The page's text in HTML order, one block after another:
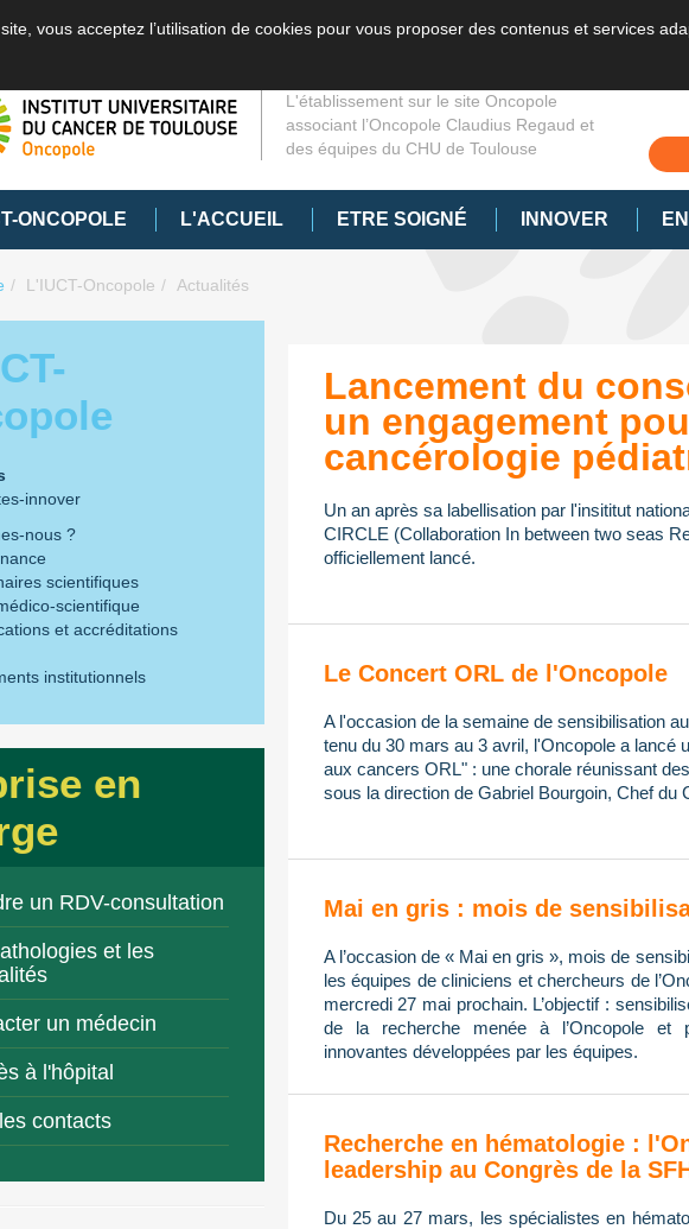
vous acceptez l’utilisation de cookies pour vous proposer des contenus et services
L'établissement sur le site Oncopole
associant l’Oncopole Claudius Regaud et
des équipes du CHU de Toulouse
ONCOPOLE L'ACCUEIL ETRE SOIGNÉ INNOVER
L'IUCT-Oncopole Actualités
innover
nous ?
scientifiques
scientifique
et accréditations
institutionnels
en
un RDV-consultation
et les
un médecin
à l'hôpital
contacts
Lancement du
un engagement
cancérologie
Un an après sa labellisation par l'insititut
CIRCLE (Collaboration In between two seas
officiellement lancé.
Le Concert ORL de l'Oncopole
A l'occasion de la semaine de sensibilisation
tenu du 30 mars au 3 avril, l'Oncopole a lancé
aux cancers ORL" : une chorale réunissant
sous la direction de Gabriel Bourgoin, Chef
Mai en gris : mois de
A l’occasion de « Mai en gris », mois de
les équipes de cliniciens et chercheurs de
mercredi 27 mai prochain. L’objectif :
de la recherche menée à l’Oncopole et
innovantes développées par les équipes.
Recherche en hématologie :
leadership au Congrès de la
Du 25 au 27 mars, les spécialistes en